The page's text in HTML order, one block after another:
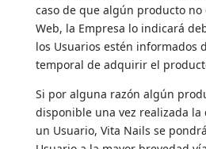
caso de que algún producto
Web, la Empresa lo indicará
los Usuarios estén informados
temporal de adquirir el
Si por alguna razón algún
disponible una vez realizada
un Usuario, Vita Nails se